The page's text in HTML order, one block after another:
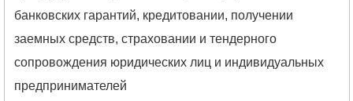
банковских гарантий, кредитовании, получении
заемных средств, страховании и тендерного
сопровождения юридических лиц и индивидуальных
предпринимателей